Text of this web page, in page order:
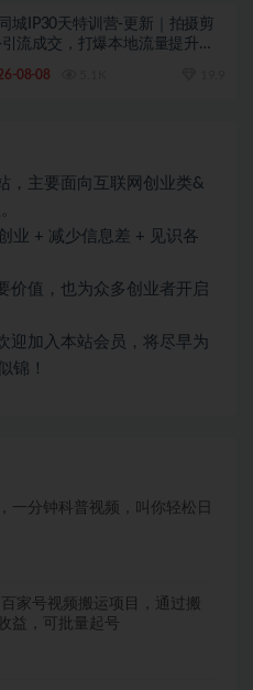
城IP30天特训营-更新｜拍摄剪
流成交，打爆本地流量提升门
08-08
，主要面向互联网创业类&
业 + 减少信息差 + 见识各
价值，也为众多创业者开启
迎加入本站会员，将尽早为
锦！
一分钟科普视频，叫你轻松日
百家号视频搬运项目，通过搬
益，可批量起号